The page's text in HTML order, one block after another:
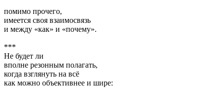
помимо прочего,
имеется своя взаимосвязь
и между «как» и «почему».
***
Не будет ли
вполне резонным полагать,
когда взглянуть на всё
как можно объективнее и шире: